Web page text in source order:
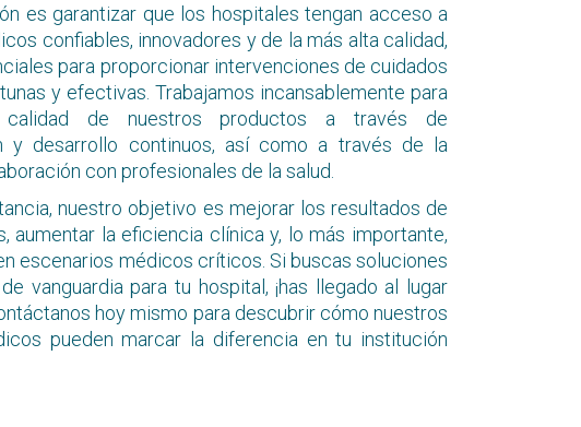
es garantizar que los hospitales tengan acceso a
confiables, innovadores y de la más alta calidad,
para proporcionar intervenciones de cuidados
y efectivas. Trabajamos incansablemente para
de nuestros productos a través de
y desarrollo continuos, así como a través de la
con profesionales de la salud.
nuestro objetivo es mejorar los resultados de
aumentar la eficiencia clínica y, lo más importante,
escenarios médicos críticos. Si buscas soluciones
vanguardia para tu hospital, ¡has llegado al lugar
hoy mismo para descubrir cómo nuestros
pueden marcar la diferencia en tu institución